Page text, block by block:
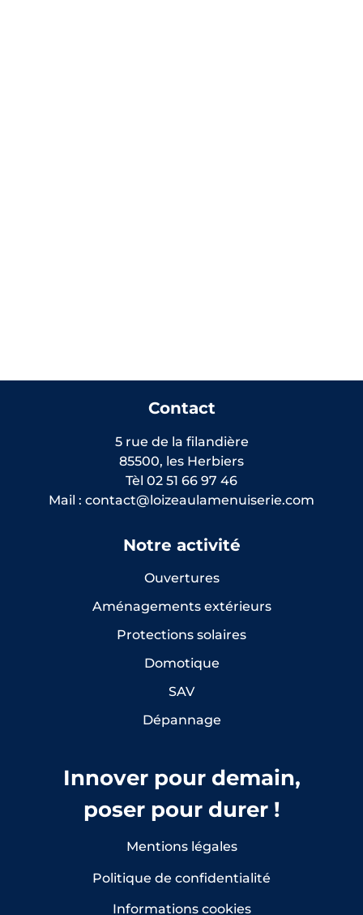
Contact
5 rue de la filandière
85500, les Herbiers
Tèl 02 51 66 97 46
Mail : contact@loizeaulamenuiserie.com
Notre activité
Ouvertures
Aménagements extérieurs
Protections solaires
Domotique
SAV
Dépannage
Innover pour demain,
poser pour durer !
Mentions légales
Politique de confidentialité
Informations cookies